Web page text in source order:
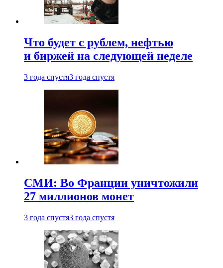
Что будет с рублем, нефтью
и биржей на следующей неделе
3 года спустя3 года спустя
СМИ: Во Франции уничтожили
27 миллионов монет
3 года спустя3 года спустя